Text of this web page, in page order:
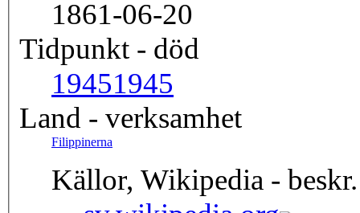
1861-06-20
Tidpunkt - död
19451945
Land - verksamhet
Filippinerna
Källor, Wikipedia -